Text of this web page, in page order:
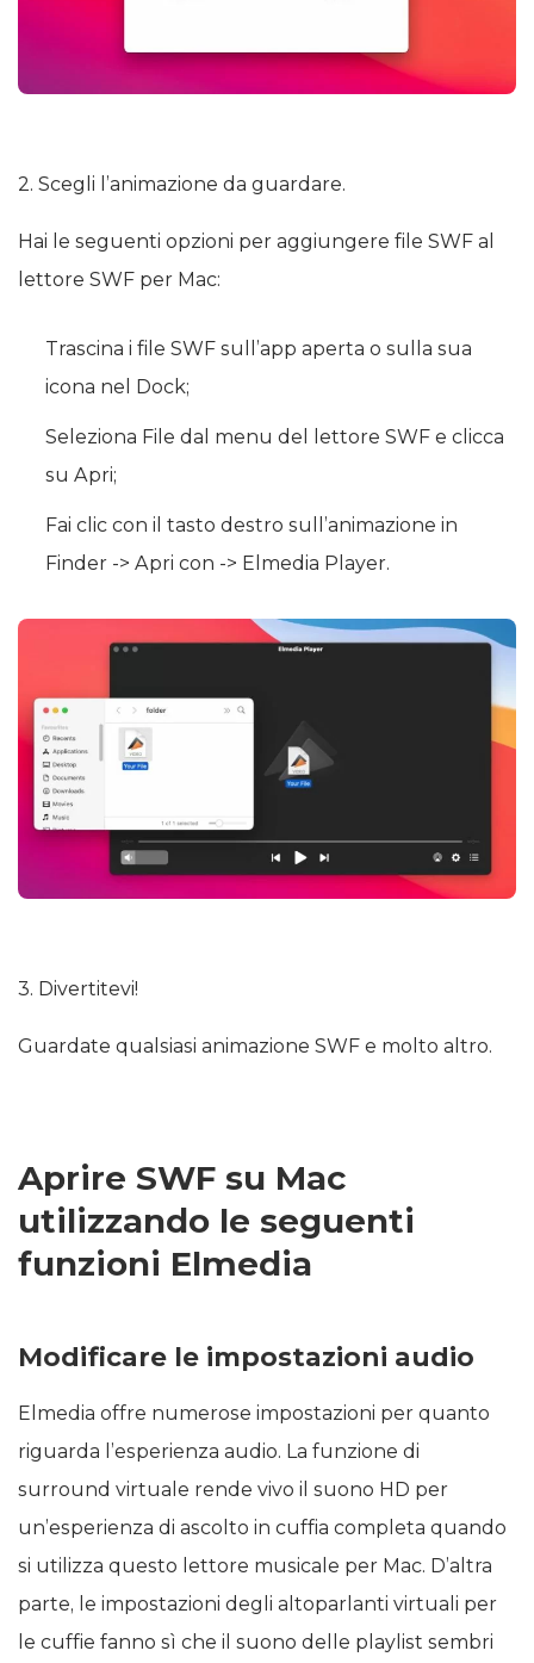
2. Scegli l’animazione da guardare.
Hai le seguenti opzioni per aggiungere file SWF al
lettore SWF per Mac:
Trascina i file SWF sull’app aperta o sulla sua
icona nel Dock;
Seleziona File dal menu del lettore SWF e clicca
su Apri;
Fai clic con il tasto destro sull’animazione in
Finder -> Apri con -> Elmedia Player.
3. Divertitevi!
Guardate qualsiasi animazione SWF e molto altro.
Aprire SWF su Mac
utilizzando le seguenti
funzioni Elmedia
Modificare le impostazioni audio
Elmedia offre numerose impostazioni per quanto
riguarda l’esperienza audio. La funzione di
surround virtuale rende vivo il suono HD per
un’esperienza di ascolto in cuffia completa quando
si utilizza questo lettore musicale per Mac. D’altra
parte, le impostazioni degli altoparlanti virtuali per
le cuffie fanno sì che il suono delle playlist sembri